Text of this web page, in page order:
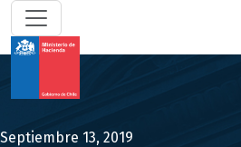
Septiembre 13, 2019